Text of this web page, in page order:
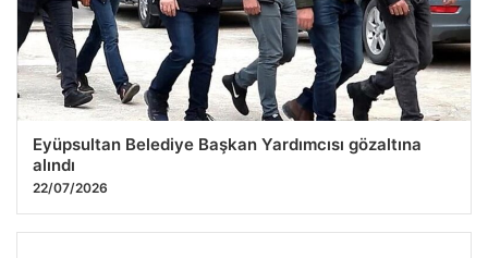
Eyüpsultan Belediye Başkan Yardımcısı gözaltına
alındı
22/07/2026